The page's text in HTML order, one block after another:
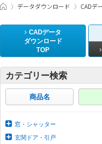
ビジネスのお客様 HOME
データダウンロード CADデ
CADデータ
ダウンロード
TOP
カテゴリー検索
商品名
窓・シャッター
玄関ドア・引戸